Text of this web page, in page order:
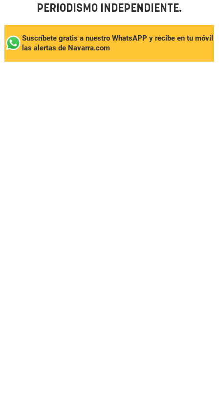
PERIODISMO INDEPENDIENTE.
Suscríbete gratis a nuestro WhatsAPP y recibe en tu móvil
las alertas de Navarra.com